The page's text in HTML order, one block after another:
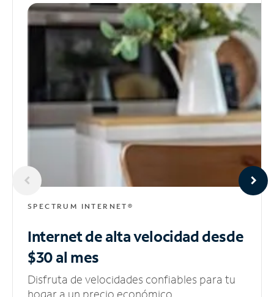
SPECTRUM INTERNET®
Internet de alta velocidaddesde
$30 al mes
Disfruta de velocidades confiables para tu
hogar a un precio económico.